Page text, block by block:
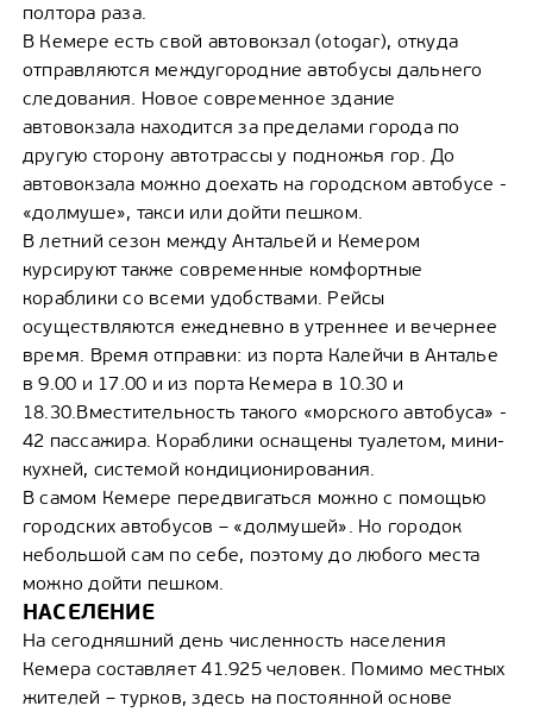
полтора раза.
В Кемере есть свой автовокзал (otogar), откуда
отправляются междугородние автобусы дальнего
следования. Новое современное здание
автовокзала находится за пределами города по
другую сторону автотрассы у подножья гор. До
автовокзала можно доехать на городском автобусе -
«долмуше», такси или дойти пешком.
В летний сезон между Антальей и Кемером
курсируют также современные комфортные
кораблики со всеми удобствами. Рейсы
осуществляются ежедневно в утреннее и вечернее
время. Время отправки: из порта Калейчи в Анталье
в 9.00 и 17.00 и из порта Кемера в 10.30 и
18.30.Вместительность такого «морского автобуса» -
42 пассажира. Кораблики оснащены туалетом, мини-
кухней, системой кондиционирования.
В самом Кемере передвигаться можно с помощью
городских автобусов – «долмушей». Но городок
небольшой сам по себе, поэтому до любого места
можно дойти пешком.
НАСЕЛЕНИЕ
На сегодняшний день численность населения
Кемера составляет 41.925 человек. Помимо местных
жителей – турков, здесь на постоянной основе